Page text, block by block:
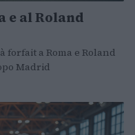
e al Roland
forfait a Roma e Roland
Madrid